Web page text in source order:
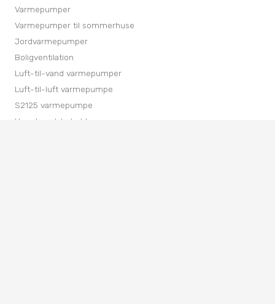
Varmepumper
Varmepumper til sommerhuse
Jordvarmepumper
Boligventilation
Luft-til-vand varmepumper
Luft-til-luft varmepumpe
S2125 varmepumpe
Varmtvandsbeholdere